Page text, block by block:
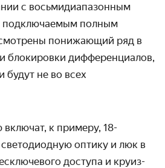
с восьмидиапазонным
подключаемым полным
понижающий ряд в
блокировки дифференциалов,
будут не во всех
к примеру, 18-
оптику и люк в
доступа и круиз-